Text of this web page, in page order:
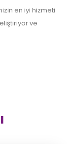
en iyi hizmeti
ve